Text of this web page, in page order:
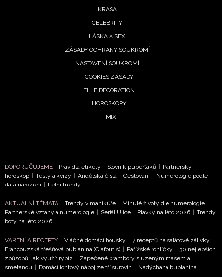
KRÁSA
CELEBRITY
LÁSKA A SEX
ZÁSADY OCHRANY SOUKROMÍ
NASTAVENÍ SOUKROMÍ
COOKIES ZÁSADY
ELLE DECORATION
HOROSKOPY
MIX
DOPORUČUJEME Pravidla etikety | Slovník puberťáků | Partnerský
horoskop | Testy a kvízy | Andělská čísla | Cestování | Numerologie podle
data narození | Letní trendy
AKTUÁLNÍ TÉMATA Trendy v manikúře | Minulé životy dle numerologie |
Partnerské vztahy a numerologie | Seriál Ulice | Plavky na léto 2026 | Trendy
boty na léto 2026
VAŘENÍ A RECEPTY Vláčné domácí housky | 7 receptů na salátové zálivky |
Francouzská třešňová bublanina (Clafoutis) | Pařížské rohlíčky | 30 nejlepších
způsobů, jak využít rybíz | Zapečené brambory s uzeným masem a
smetanou | Domácí iontový nápoj ze tří surovin | Nadýchaná bublanina